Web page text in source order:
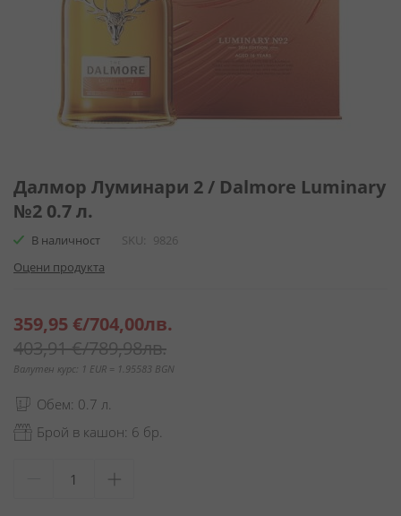
към
началото
на
галерия
снимки
Далмор Луминари 2 / Dalmore Luminary
№2 0.7 л.
В наличност SKU
9826
Оцени продукта
Специална
359,95 €/704,00лв.
403,91 €/789,98лв.
Валутен курс: 1 EUR = 1.95583 BGN
Обем: 0.7 л.
Брой в кашон: 6 бр.